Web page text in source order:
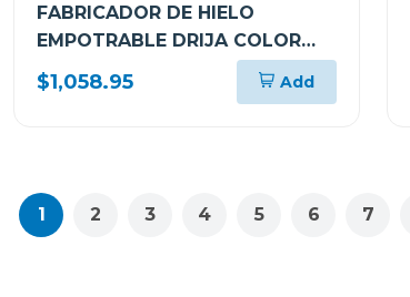
FABRICADOR DE HIELO
EMPOTRABLE DRIJA COLOR
NEGRO FH36BLACK
$1,058.95 Add
1 2 3 4 5 6 7